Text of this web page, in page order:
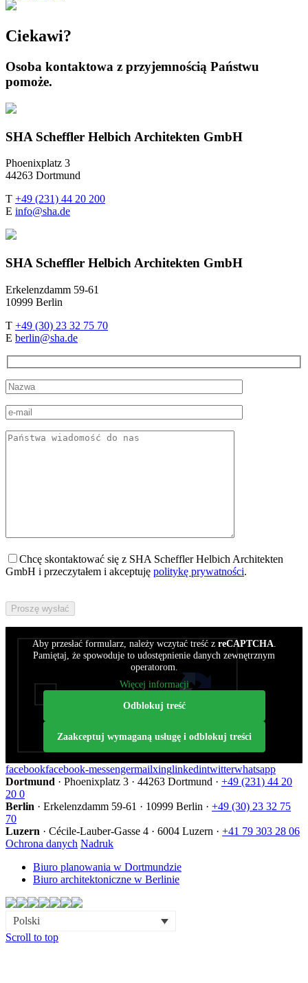
Ciekawi?
Osoba kontaktowa z przyjemnością Państwu
pomoże.
SHA Scheffler Helbich Architekten GmbH
Phoenixplatz 3
44263 Dortmund
T +49 (231) 44 20 200
E info@sha.de
SHA Scheffler Helbich Architekten GmbH
Erkelenzdamm 59-61
10999 Berlin
T +49 (30) 23 32 75 70
E berlin@sha.de
Chcę skontaktować się z SHA Scheffler Helbich Architekten
GmbH i przeczytałem i akceptuję politykę prywatności.
füllen
Aby przesłać formularz, należy wczytać treść z reCAPTCHA.
Pamiętaj, że spowoduje to udostępnienie danych zewnętrznym
operatorom.
Więcej informacji
Odblokuj treść
Zaakceptuj wymaganą usługę i odblokuj treści
facebookfacebook-messengermailxinglinkedintwitterwhatsapp
Dortmund · Phoenixplatz 3 · 44263 Dortmund · +49 (231) 44 20
20 0
Berlin · Erkelenzdamm 59-61 · 10999 Berlin · +49 (30) 23 32 75
70
Luzern · Cécile-Lauber-Gasse 4 · 6004 Luzern · +41 79 303 28 06
Ochrona danych Nadruk
Biuro planowania w Dortmundzie
Biuro architektoniczne w Berlinie
Polski
Scroll to top